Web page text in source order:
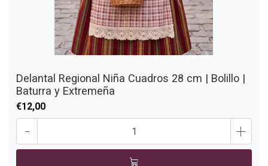
Delantal Regional Niña Cuadros 28 cm | Bolillo |
Baturra y Extremeña
€12,00
- +